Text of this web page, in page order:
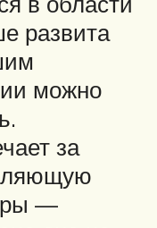
развита
можно
за
—